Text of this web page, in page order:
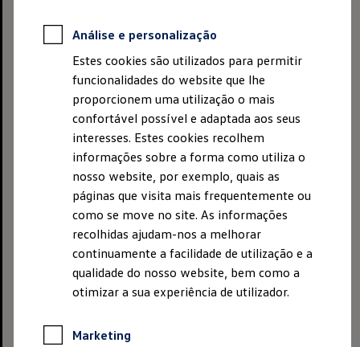
Análise e personalização
Estes cookies são utilizados para permitir
funcionalidades do website que lhe
proporcionem uma utilização o mais
confortável possível e adaptada aos seus
interesses. Estes cookies recolhem
informações sobre a forma como utiliza o
nosso website, por exemplo, quais as
páginas que visita mais frequentemente ou
como se move no site. As informações
recolhidas ajudam-nos a melhorar
continuamente a facilidade de utilização e a
qualidade do nosso website, bem como a
otimizar a sua experiência de utilizador.
Marketing
Conselho de gerência:
Ana Isabel Andión Lomero
Marko Sebastian
Dieter Neuhaeusser
Volkswagen
AG é uma sociedade de direito alemão
com sede em Wolfsburg.
Presidente do conselho de administração:
Oliver Blume
Conselho de administração:
Arno Antlitz
Ralf Brandstätter
Markus Duesmann